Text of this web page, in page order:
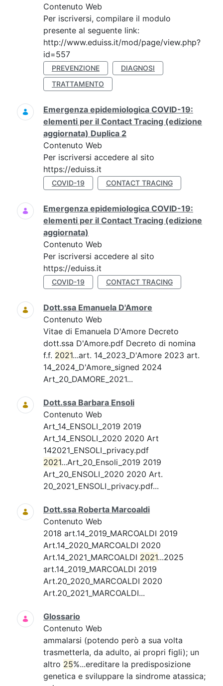
Contenuto Web
Per iscriversi, compilare il modulo
presente al seguente link:
http://www.eduiss.it/mod/page/view.php?
id=557
PREVENZIONE
DIAGNOSI
TRATTAMENTO
Emergenza epidemiologica COVID-19:
elementi per il Contact Tracing (edizione
aggiornata) Duplica 2
Contenuto Web
Per iscriversi accedere al sito
https://eduiss.it
COVID-19 CONTACT TRACING
Emergenza epidemiologica COVID-19:
elementi per il Contact Tracing (edizione
aggiornata)
Contenuto Web
Per iscriversi accedere al sito
https://eduiss.it
COVID-19 CONTACT TRACING
Dott.ssa Emanuela D'Amore
Contenuto Web
Vitae di Emanuela D'Amore Decreto
dott.ssa D'Amore.pdf Decreto di nomina
f.f. 2021...art. 14_2023_D'Amore 2023 art.
14_2024_D'Amore_signed 2024
Art_20_DAMORE_2021...
Dott.ssa Barbara Ensoli
Contenuto Web
Art_14_ENSOLI_2019 2019
Art_14_ENSOLI_2020 2020 Art
142021_ENSOLI_privacy.pdf
2021...Art_20_Ensoli_2019 2019
Art_20_ENSOLI_2020 2020 Art.
20_2021_ENSOLI_privacy.pdf...
Dott.ssa Roberta Marcoaldi
Contenuto Web
2018 art.14_2019_MARCOALDI 2019
Art.14_2020_MARCOALDI 2020
Art.14_2021_MARCOALDI 2021...2025
art.14_2019_MARCOALDI 2019
Art.20_2020_MARCOALDI 2020
Art.20_2021_MARCOALDI...
Glossario
Contenuto Web
ammalarsi (potendo però a sua volta
trasmetterla, da adulto, ai propri figli); un
altro 25%...ereditare la predisposizione
genetica e sviluppare la sindrome atassica;